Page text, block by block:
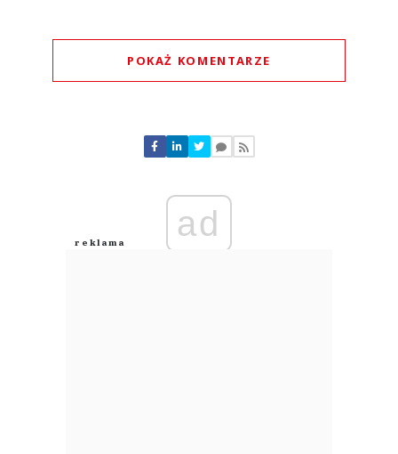
POKAŻ KOMENTARZE
Ewa
05.08.2026 / 17:44
ad